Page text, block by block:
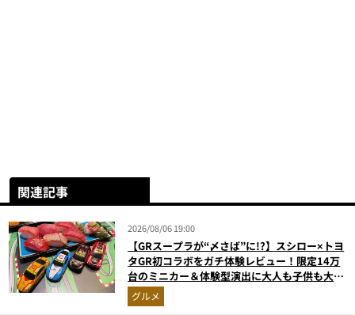
関連記事
2026/08/06 19:00
【GRスープラが“〆さば”に!?】スシロー×トヨ
タGR初コラボをガチ体験レビュー！限定14万
台のミニカー＆体験型演出に大人も子供も大興
奮間違いなし
グルメ